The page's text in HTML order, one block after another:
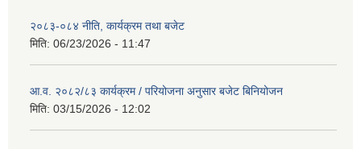
२०८३-०८४ नीति, कार्यक्रम तथा बजेट
मिति: 06/23/2026 - 11:47
आ.व. २०८२/८३ कार्यक्रम / परियोजना अनुसार बजेट बिनियोजन
मिति: 03/15/2026 - 12:02